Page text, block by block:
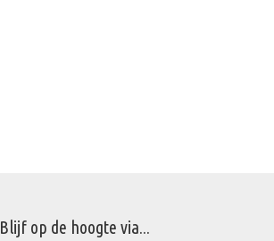
Blijf op de hoogte via...